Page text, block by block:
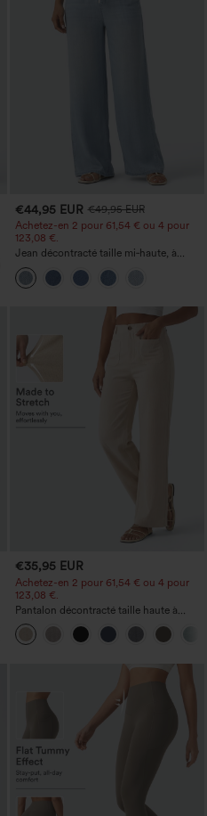
€44,95 EUR €49,95 EUR
Achetez-en 2 pour 61,54 € ou 4 pour
123,08 €.
Jean décontracté taille mi‑haute, à
cordon de serrage, avec poches
+1
€35,95 EUR
Achetez-en 2 pour 61,54 € ou 4 pour
123,08 €.
Pantalon décontracté taille haute à
jambe droite, effet lin, avec poches